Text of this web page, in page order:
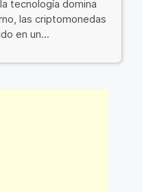
tecnología domina
las criptomonedas
en un...